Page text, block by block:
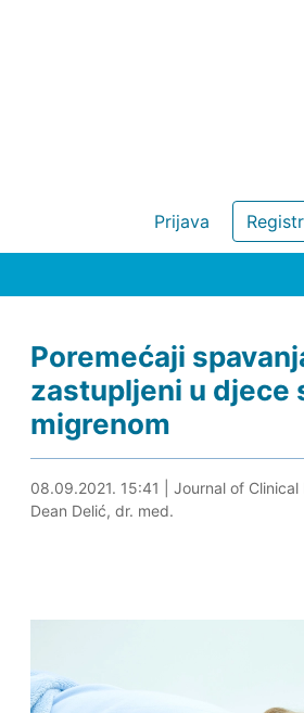
Prijava
Poremećaji
zastupljeni u djece
migrenom
08.09.2021. 16:12
08.09.2021. 15:41 Journal of Clinical
Dean Delić, dr. med.